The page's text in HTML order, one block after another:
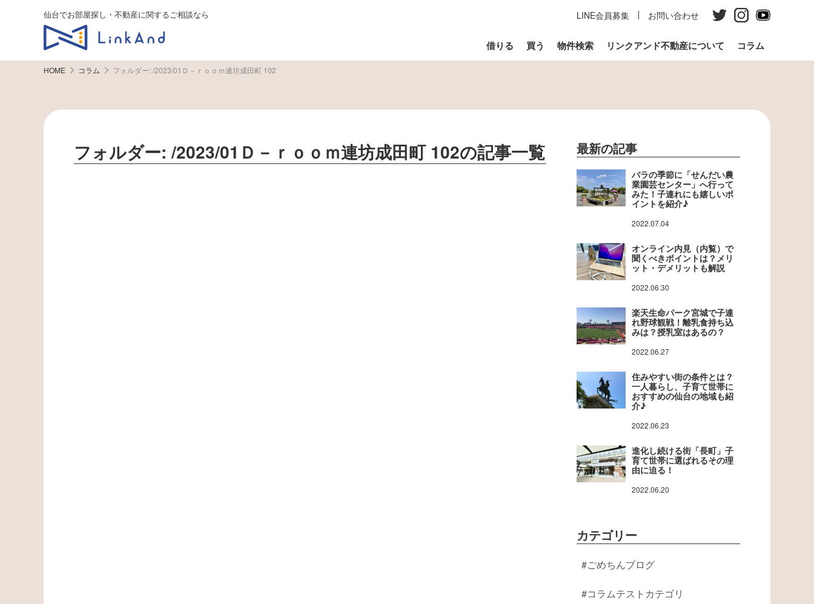
仙台でお部屋探し・不動産に関するご相談なら
借りる 買う 物件検索 リンクアンド不動産について コラム
LINE会員募集 お問い合わせ
HOME コラム フォルダー:/2023/01Ｄ－ｒｏｏｍ連坊成田町 102
フォルダー:/2023/01Ｄ－ｒｏｏｍ連坊成田町 102の記事一覧 最新の記事
バラの季節に「せんだい農
業園芸センター」へ行って
みた！子連れにも嬉しいポ
イントを紹介♪
2022.07.04
オンライン内見（内覧）で
聞くべきポイントは？メリ
ット・デメリットも解説
2022.06.30
楽天生命パーク宮城で子連
れ野球観戦！離乳食持ち込
みは？授乳室はあるの？
2022.06.27
住みやすい街の条件とは？
一人暮らし、子育て世帯に
おすすめの仙台の地域も紹
介♪
2022.06.23
進化し続ける街「長町」子
育て世帯に選ばれるその理
由に迫る！
2022.06.20
カテゴリー
ごめちんブログ
コラムテストカテゴリ